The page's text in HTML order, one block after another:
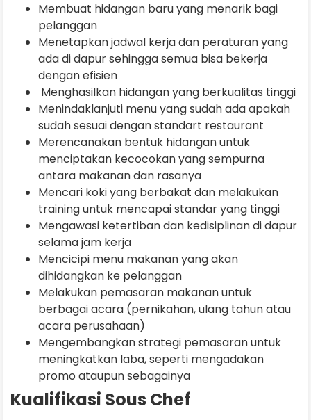
Membuat hidangan baru yang menarik bagi
pelanggan
Menetapkan jadwal kerja dan peraturan yang
ada di dapur sehingga semua bisa bekerja
dengan efisien
Menghasilkan hidangan yang berkualitas tinggi
Menindaklanjuti menu yang sudah ada apakah
sudah sesuai dengan standart restaurant
Merencanakan bentuk hidangan untuk
menciptakan kecocokan yang sempurna
antara makanan dan rasanya
Mencari koki yang berbakat dan melakukan
training untuk mencapai standar yang tinggi
Mengawasi ketertiban dan kedisiplinan di dapur
selama jam kerja
Mencicipi menu makanan yang akan
dihidangkan ke pelanggan
Melakukan pemasaran makanan untuk
berbagai acara (pernikahan, ulang tahun atau
acara perusahaan)
Mengembangkan strategi pemasaran untuk
meningkatkan laba, seperti mengadakan
promo ataupun sebagainya
Kualifikasi Sous Chef